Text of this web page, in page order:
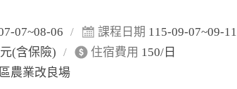
07~08-06 / 課程日期 115-09-07~09-11
(含保險) / 住宿費用 150/日
農業改良場